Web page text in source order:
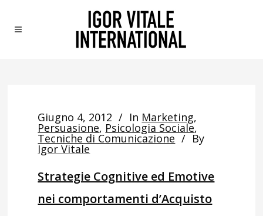
Giugno 4, 2012 In Marketing,
Persuasione, Psicologia Sociale,
Tecniche di Comunicazione By
Igor Vitale
Strategie Cognitive ed Emotive
nei comportamenti d’Acquisto